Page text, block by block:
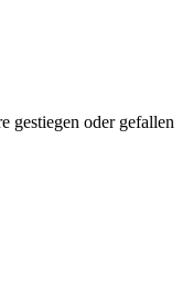
gestiegen oder gefallen